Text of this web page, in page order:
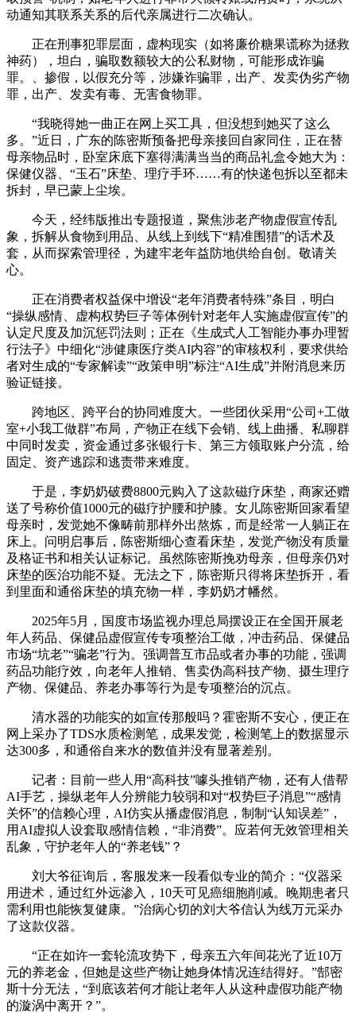
动通知其联系关系的后代亲属进行二次确认。
正在刑事犯罪层面，虚构现实（如将廉价糖果谎称为拯救
神药），坦白，骗取数额较大的公私财物，可能形成诈骗
罪。、掺假，以假充分等，涉嫌诈骗罪，出产、发卖伪劣产物
罪，出产、发卖有毒、无害食物罪。
“我晓得她一曲正在网上买工具，但没想到她买了这么
多。”近日，广东的陈密斯预备把母亲接回自家同住，正在替
母亲物品时，卧室床底下塞得满满当当的商品礼盒令她大为：
保健仪器、“玉石”床垫、理疗手环……有的快递包拆以至都未
拆封，早已蒙上尘埃。
今天，经纬版推出专题报道，聚焦涉老产物虚假宣传乱
象，拆解从食物到用品、从线上到线下“精准围猎”的话术及
套，从而探索管理径，为建牢老年益防地供给自创。敬请关
心。
正在消费者权益保中增设“老年消费者特殊”条目，明白
“操纵感情、虚构权势巨子等体例针对老年人实施虚假宣传”的
认定尺度及加沉惩罚法则；正在《生成式人工智能办事办理暂
行法子》中细化“涉健康医疗类AI内容”的审核权利，要求供给
者对生成的“专家解读”“政策申明”标注“AI生成”并附消息来历
验证链接。
跨地区、跨平台的协同难度大。一些团伙采用“公司+工做
室+小我工做群”布局，产物正在线下会销、线上曲播、私聊群
中同时发卖，资金通过多张银行卡、第三方领取账户分流，给
固定、资产逃踪和逃责带来难度。
于是，李奶奶破费8800元购入了这款磁疗床垫，商家还赠
送了号称价值1000元的磁疗护腰和护膝。女儿陈密斯回家看望
母亲时，发觉她不像畴前那样外出熬炼，而是经常一人躺正在
床上。问明启事后，陈密斯细心查看床垫，发觉产物没有质量
及格证书和相关认证标记。虽然陈密斯挽劝母亲，但母亲仍对
床垫的医治功能不疑。无法之下，陈密斯只得将床垫拆开，看
到里面和通俗床垫的填充物一样，李奶奶才幡然。
2025年5月，国度市场监视办理总局摆设正在全国开展老
年人药品、保健品虚假宣传专项整治工做，冲击药品、保健品
市场“坑老”“骗老”行为。强调普互市品或者办事的功能，强调
药品功能疗效，向老年人推销、售卖伪高科技产物、摄生理疗
产物、保健品、养老办事等行为是专项整治的沉点。
清水器的功能实的如宣传那般吗？霍密斯不安心，便正在
网上采办了TDS水质检测笔，成果发觉，检测笔上的数据显示
达300多，和通俗自来水的数值并没有显著差别。
记者：目前一些人用“高科技”噱头推销产物，还有人借帮
AI手艺，操纵老年人分辨能力较弱和对“权势巨子消息”“感情
关怀”的信赖心理，AI仿实从播虚假消息，制制“认知误差”，
用AI虚拟人设套取感情信赖，“非消费”。应若何无效管理相关
乱象，守护老年人的“养老钱”？
刘大爷征询后，客服发来一段看似专业的简介：“仪器采
用进术，通过红外远渗入，10天可见癌细胞削减。晚期患者只
需利用也能恢复健康。”治病心切的刘大爷信认为线万元采办
了这款仪器。
“正在如许一套轮流攻势下，母亲五六年间花光了近10万
元的养老金，但她是这些产物让她身体情况连结得好。”郜密
斯十分无法，“到底该若何才能让老年人从这种虚假功能产物
的漩涡中离开？”。